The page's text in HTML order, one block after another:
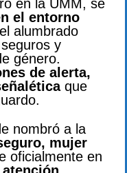
en la UMM, se
el entorno
alumbrado
y
género.
de alerta,
que
nombró a la
mujer
oficialmente en